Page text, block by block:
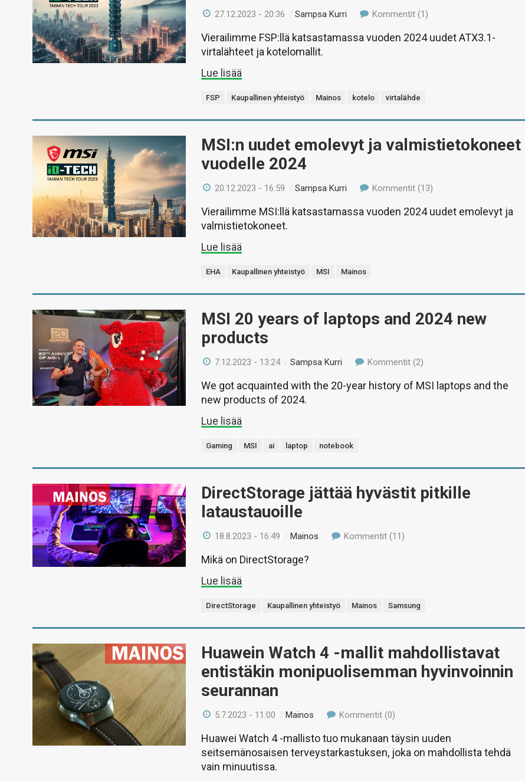
27.12.2023 - 20:36 /Sampsa Kurri Kommentit (1)
Vierailimme FSP:llä katsastamassa vuoden 2024 uudet ATX3.1-
virtalähteet ja kotelomallit.
Lue lisää
FSP Kaupallinen yhteistyö Mainos kotelo virtalähde
MSI:n uudet emolevyt ja valmistietokoneet
vuodelle 2024
20.12.2023 - 16:59 /Sampsa Kurri Kommentit (13)
Vierailimme MSI:llä katsastamassa vuoden 2024 uudet emolevyt ja
valmistietokoneet.
Lue lisää
EHA Kaupallinen yhteistyö MSI Mainos
MSI 20 years of laptops and 2024 new
products
7.12.2023 - 13:24 /Sampsa Kurri Kommentit (2)
We got acquainted with the 20-year history of MSI laptops and the
new products of 2024.
Lue lisää
Gaming MSI ai laptop notebook
DirectStorage jättää hyvästit pitkille
lataustauoille
18.8.2023 - 16:49 /Mainos Kommentit (11)
Mikä on DirectStorage?
Lue lisää
DirectStorage Kaupallinen yhteistyö Mainos Samsung
Huawein Watch 4 -mallit mahdollistavat
entistäkin monipuolisemman hyvinvoinnin
seurannan
5.7.2023 - 11:00 /Mainos Kommentit (0)
Huawei Watch 4 -mallisto tuo mukanaan täysin uuden
seitsemänosaisen terveystarkastuksen, joka on mahdollista tehdä
vain minuutissa.